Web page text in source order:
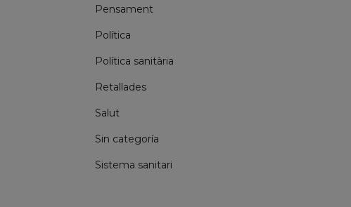
Pensament
Política
Política sanitària
Retallades
Salut
Sin categoría
Sistema sanitari